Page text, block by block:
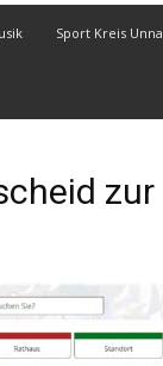
Sport Kreis Unna
zur